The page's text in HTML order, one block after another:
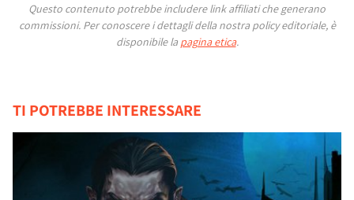
Questo contenuto potrebbe includere link affiliati che generano
commissioni. Per conoscere i dettagli della nostra policy editoriale, è
disponibile la pagina etica.
TI POTREBBE INTERESSARE